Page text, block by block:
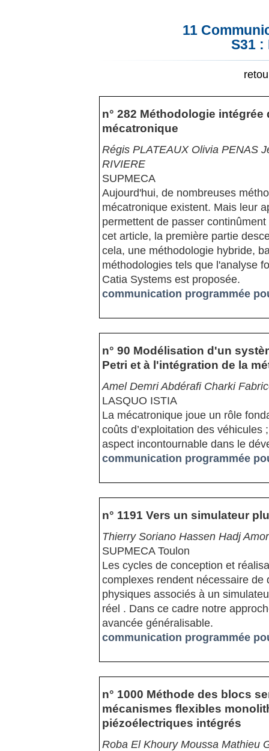
11
S31 :
n° 282 Méthodologie
mécatronique
Régis PLATEAUX Olivia PENAS
RIVIERE
SUPMECA
Aujourd'hui, de nombreuses
mécatronique existent. Mais leur
permettent de passer
cet article, la première partie
cela, une méthodologie hybride,
méthodologies tels que l'analyse
Catia Systems est proposée.
communication programmée
n° 90 Modélisation d'un
Petri et à l'intégration de la
Amel Demri Abdérafi Charki
LASQUO ISTIA
La mécatronique joue un rôle
coûts d’exploitation des
aspect incontournable dans le
communication programmée
n° 1191 Vers un simulateur
Thierry Soriano Hassen Hadj
SUPMECA Toulon
Les cycles de conception et
complexes rendent nécessaire
physiques associés à un
réel . Dans ce cadre notre
avancée généralisable.
communication programmée
n° 1000 Méthode des blocs
mécanismes flexibles
piézoélectriques intégrés
Roba El Khoury Moussa Mathieu